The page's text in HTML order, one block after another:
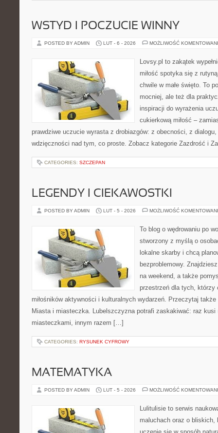
WSTYD I POCZUCIE WINNY
POSTED BY ADMIN LUT - 6 - 2026 MOŻLIWOŚĆ
Lovsy.pl to zakątek
miłość spotyka się z
chwile w małe święto. To
mocniej, ale też dla
inspiracji do wyrażenia
cukierkową miłość –
prawdziwe uczucie wyrasta z drobiazgów: z obecności, z
wdzięczności nad tym, co proste. Zobacz kategorie Zazdrość i
CATEGORIES: SZCZEPAN
LEGENDY I CIEKAWOSTKI
POSTED BY ADMIN LUT - 5 - 2026 MOŻLIWOŚĆ
To blog o wędrowaniu po
stworzony z myślą o
lokalne skarby i chcą
bezproblemowy.
na weekend, a także
przestrzeń dla tych, którzy
miłośników aktywności i kulturalnych wydarzeń. Przeczytaj
Miasta i miasteczka. Lubelszczyzna potrafi zaskakiwać: raz kusi
miasteczkami, innym razem […]
CATEGORIES: RYSUNEK CYFROWY
MATEMATYKA
POSTED BY ADMIN LUT - 5 - 2026 MOŻLIWOŚĆ
Lulitulisie to serwis
maluchach oraz o bliskich,